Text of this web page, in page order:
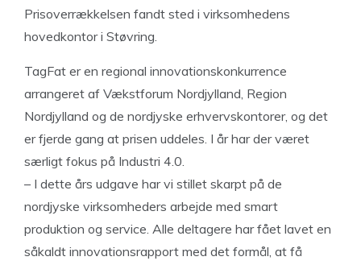
Prisoverrækkelsen fandt sted i virksomhedens
hovedkontor i Støvring.
TagFat er en regional innovationskonkurrence
arrangeret af Vækstforum Nordjylland, Region
Nordjylland og de nordjyske erhvervskontorer, og det
er fjerde gang at prisen uddeles. I år har der været
særligt fokus på Industri 4.0.
– I dette års udgave har vi stillet skarpt på de
nordjyske virksomheders arbejde med smart
produktion og service. Alle deltagere har fået lavet en
såkaldt innovationsrapport med det formål, at få